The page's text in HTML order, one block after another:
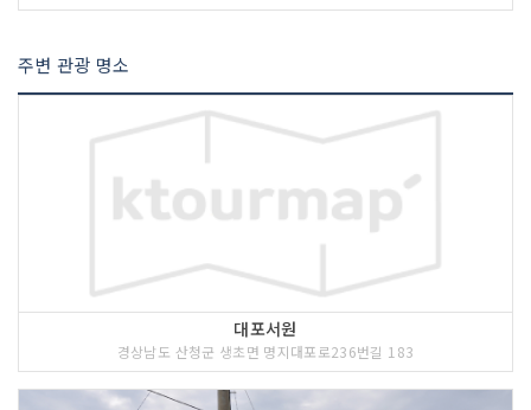
주변 관광 명소
대포서원
경상남도 산청군 생초면 명지대포로236번길 183